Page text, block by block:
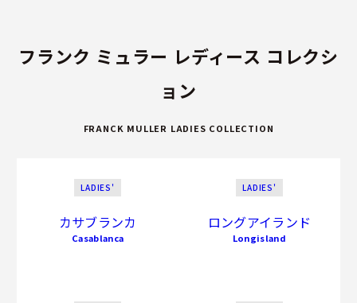
フランク ミュラー レディース コレクシ
ョン
FRANCK MULLER LADIES COLLECTION
LADIES'
カサブランカ
Casablanca
LADIES'
ロングアイランド
Longisland